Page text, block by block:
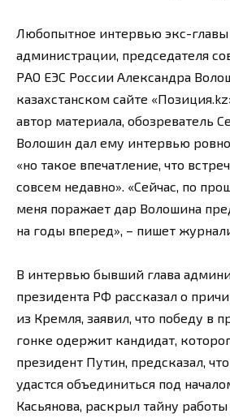
Любопытное интервью экс-
администрации, председателя
РАО ЕЭС России Александра
казахстанском сайте
автор материала, обозреватель
Волошин дал ему интервью ровно
«но такое впечатление, что
совсем недавно». «Сейчас, по
меня поражает дар Волошина
на годы вперед», – пишет
В интервью бывший глава
президента РФ рассказал о
из Кремля, заявил, что победу в
гонке одержит кандидат,
президент Путин, предсказал,
удастся объединиться под
Касьянова, раскрыл тайну